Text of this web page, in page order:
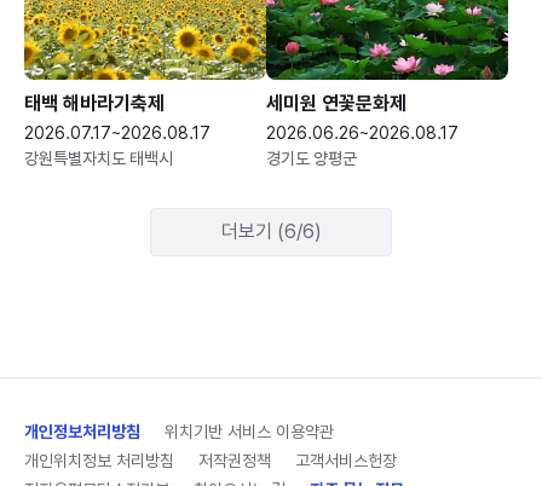
태백 해바라기축제
2026.07.17~2026.08.17
강원특별자치도 태백시
세미원 연꽃문화제
2026.06.26~2026.08.17
경기도 양평군
더보기 (6/6)
개인정보처리방침
위치기반 서비스 이용약관
개인위치정보 처리방침
저작권정책
고객서비스헌장